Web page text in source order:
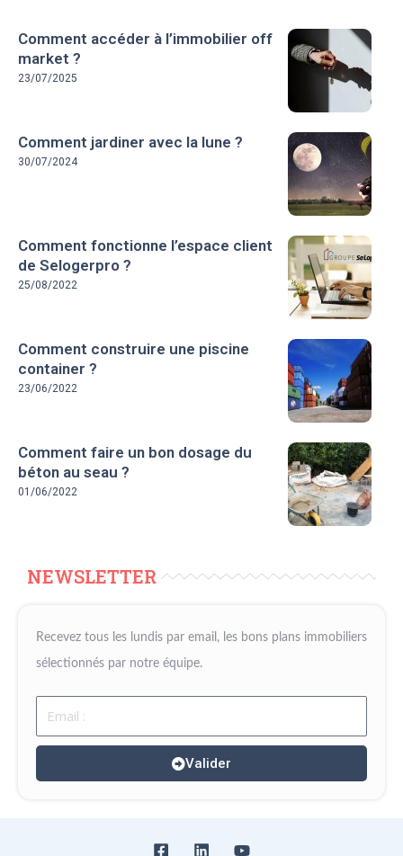
Comment accéder à l’immobilier off
market ?
23/07/2025
Comment jardiner avec la lune ?
30/07/2024
Comment fonctionne l’espace client
de Selogerpro ?
25/08/2022
Comment construire une piscine
container ?
23/06/2022
Comment faire un bon dosage du
béton au seau ?
01/06/2022
NEWSLETTER
Recevez tous les lundis par email, les bons plans immobiliers
sélectionnés par notre équipe.
Email
Valider